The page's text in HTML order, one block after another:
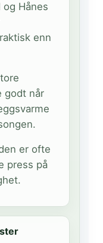
og Hånes
enn
godt når
er ofte
press på